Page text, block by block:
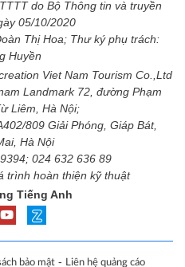
do Bộ Thông tin và truyền
05/10/2020
Thị Hoa; Thư ký phụ trách:
Huyền
Viet Nam Tourism Co.,Ltd
Landmark 72, đường Phạm
Liêm, Hà Nội;
809 Giải Phóng, Giáp Bát,
Hà Nội
024 632 636 89
trình hoàn thiện kỹ thuật
Tiếng Anh
bảo mật- Liên hệ quảng cáo